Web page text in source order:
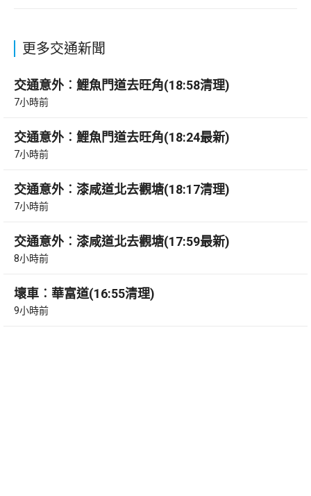
更多交通新聞
交通意外︰鯉魚門道去旺角(18:58清理)
7小時前
交通意外︰鯉魚門道去旺角(18:24最新)
7小時前
交通意外︰漆咸道北去觀塘(18:17清理)
7小時前
交通意外︰漆咸道北去觀塘(17:59最新)
8小時前
壞車︰華富道(16:55清理)
9小時前